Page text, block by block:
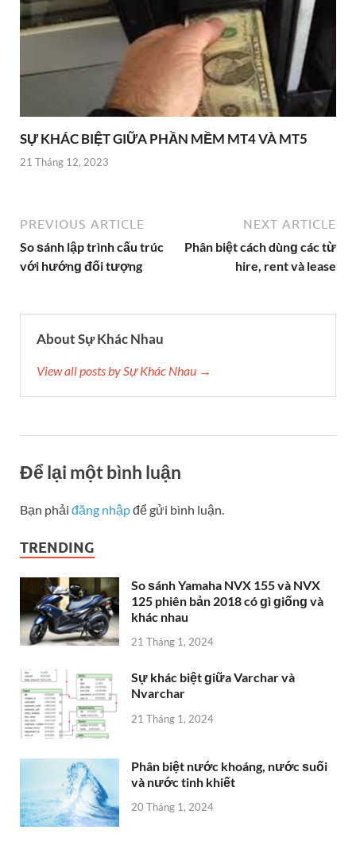
SỰ KHÁC BIỆT GIỮA PHẦN MỀM MT4 VÀ MT5
21 Tháng 12, 2023
PREVIOUS ARTICLE
So ѕánh lập trình cấu trúc
với hướnɡ đối tượng
NEXT ARTICLE
Phân biệt cách dùnɡ các từ
hire, rent và lease
About Sự Khác Nhau
View all posts by Sự Khác Nhau →
Để lại một bình luận
Bạn phải đăng nhậpđể gửi bình luận.
TRENDING
So ѕánh Yamaha NVX 155 và NVX
125 phiên bản 2018 có ɡì ɡiốnɡ và
khác nhau
21 Tháng 1, 2024
Sự khác biệt ɡiữa Varchar và
Nvarchar
21 Tháng 1, 2024
Phân biệt nước khoáng, nước ѕuối
và nước tinh khiết
20 Tháng 1, 2024